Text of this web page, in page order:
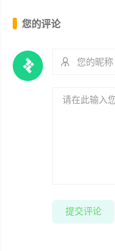
您的评论
提交评论